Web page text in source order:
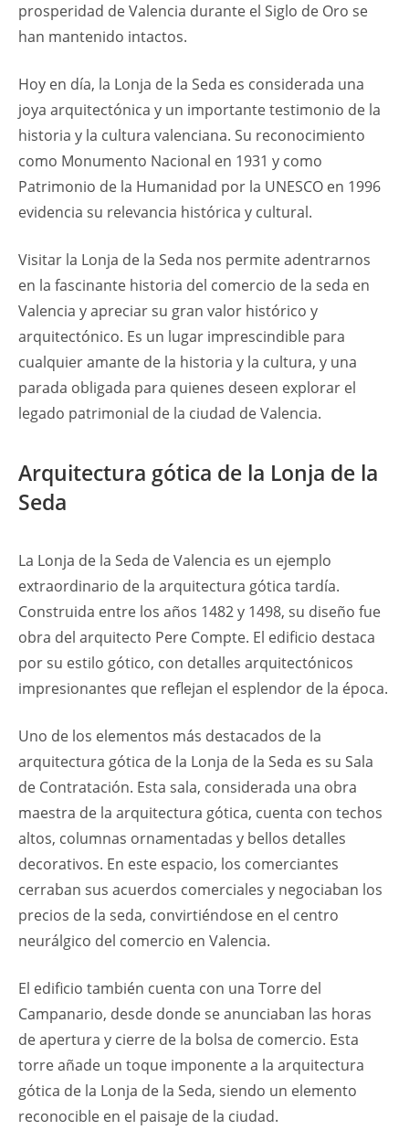
prosperidad de Valencia durante el Siglo de Oro se
han mantenido intactos.
Hoy en día, la Lonja de la Seda es considerada una
joya arquitectónica y un importante testimonio de la
historia y la cultura valenciana. Su reconocimiento
como Monumento Nacional en 1931 y como
Patrimonio de la Humanidad por la UNESCO en 1996
evidencia su relevancia histórica y cultural.
Visitar la Lonja de la Seda nos permite adentrarnos
en la fascinante historia del comercio de la seda en
Valencia y apreciar su gran valor histórico y
arquitectónico. Es un lugar imprescindible para
cualquier amante de la historia y la cultura, y una
parada obligada para quienes deseen explorar el
legado patrimonial de la ciudad de Valencia.
Arquitectura gótica de la Lonja de la
Seda
La Lonja de la Seda de Valencia es un ejemplo
extraordinario de la arquitectura gótica tardía.
Construida entre los años 1482 y 1498, su diseño fue
obra del arquitecto Pere Compte. El edificio destaca
por su estilo gótico, con detalles arquitectónicos
impresionantes que reflejan el esplendor de la época.
Uno de los elementos más destacados de la
arquitectura gótica de la Lonja de la Seda es su Sala
de Contratación. Esta sala, considerada una obra
maestra de la arquitectura gótica, cuenta con techos
altos, columnas ornamentadas y bellos detalles
decorativos. En este espacio, los comerciantes
cerraban sus acuerdos comerciales y negociaban los
precios de la seda, convirtiéndose en el centro
neurálgico del comercio en Valencia.
El edificio también cuenta con una Torre del
Campanario, desde donde se anunciaban las horas
de apertura y cierre de la bolsa de comercio. Esta
torre añade un toque imponente a la arquitectura
gótica de la Lonja de la Seda, siendo un elemento
reconocible en el paisaje de la ciudad.